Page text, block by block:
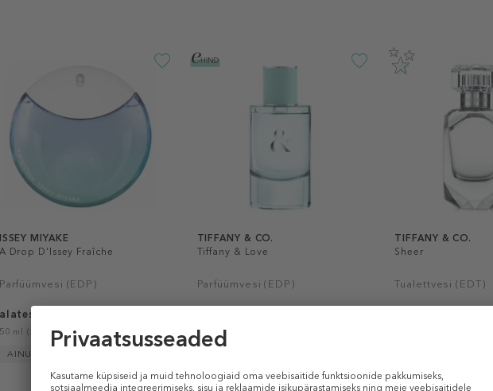
ISSEY MIYAKE
A Drop D'Issey Fraîche
Parfüümvesi (EDP)
alates 106 €
50 ml (2,12 € / 1 ml)
AINULT E-POES
TIFFANY & CO.
Tiffany & Love
Parfüümvesi (EDP)
50 ml (1,78 € / 1 ml)
TIFFANY & CO.
Sheer
Tualettvesi (EDT)